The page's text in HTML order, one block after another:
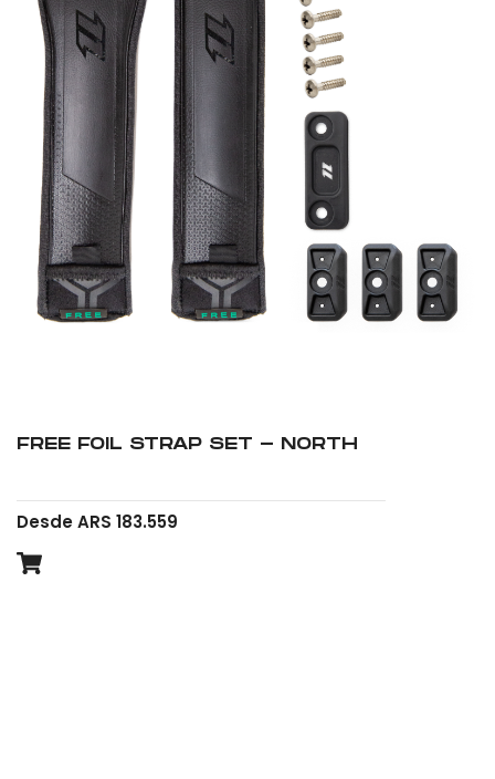
FREE FOIL STRAP SET - NORTH
Desde ARS 183.559